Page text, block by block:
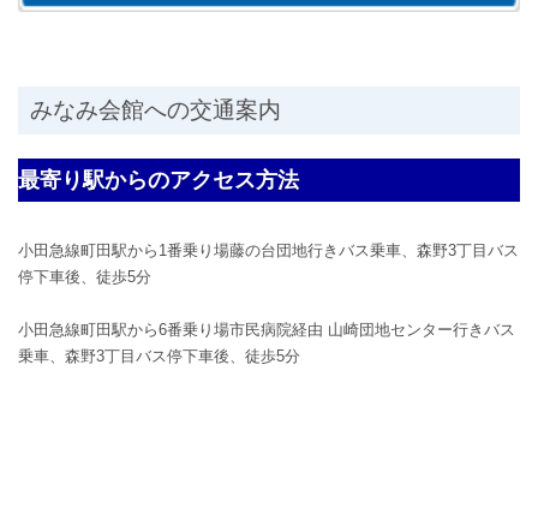
みなみ会館への交通案内
最寄り駅からのアクセス方法
小田急線町田駅から1番乗り場藤の台団地行きバス乗車、森野3丁目バス
停下車後、徒歩5分
小田急線町田駅から6番乗り場市民病院経由 山崎団地センター行きバス
乗車、森野3丁目バス停下車後、徒歩5分